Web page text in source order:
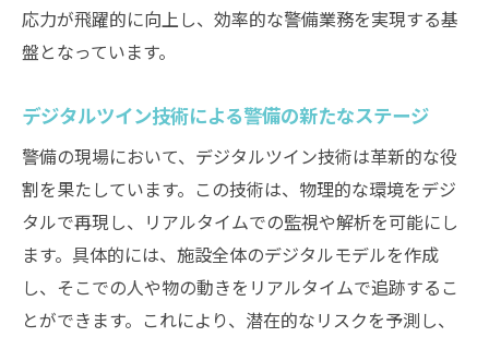
応力が飛躍的に向上し、効率的な警備業務を実現する基
盤となっています。
デジタルツイン技術による警備の新たなステージ
警備の現場において、デジタルツイン技術は革新的な役
割を果たしています。この技術は、物理的な環境をデジ
タルで再現し、リアルタイムでの監視や解析を可能にし
ます。具体的には、施設全体のデジタルモデルを作成
し、そこでの人や物の動きをリアルタイムで追跡するこ
とができます。これにより、潜在的なリスクを予測し、